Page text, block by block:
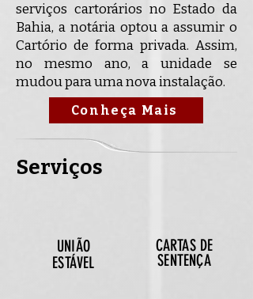
serviços cartorários no Estado da
Bahia, a notária optou a assumir o
Cartório de forma privada. Assim,
no mesmo ano, a unidade se
mudou para uma nova instalação.
Conheça Mais
Serviços
UNIÃO
ESTÁVEL
CARTAS DE
SENTENÇA